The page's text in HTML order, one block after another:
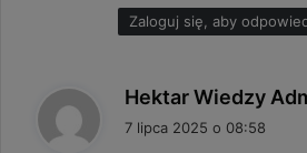
Zaloguj się, aby
Hektar Wiedzy
7 lipca 2025 o 08:58